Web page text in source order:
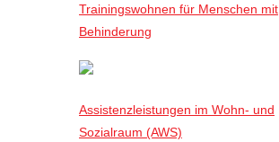
Trainingswohnen für Menschen mit
Behinderung
Assistenzleistungen im Wohn- und
Sozialraum (AWS)